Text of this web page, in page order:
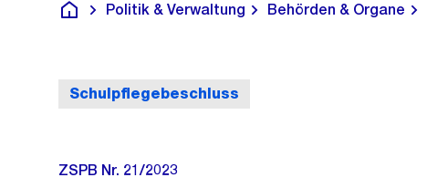
Deutsch
Politik & Verwaltung Behörden & Organe
Schulpflegebeschluss
ZSPB Nr. 21/2023